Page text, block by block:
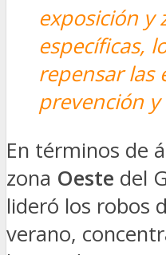
exposición y
específicas,
repensar las
prevención y
En términos de
zona Oeste del
lideró los robos
verano,